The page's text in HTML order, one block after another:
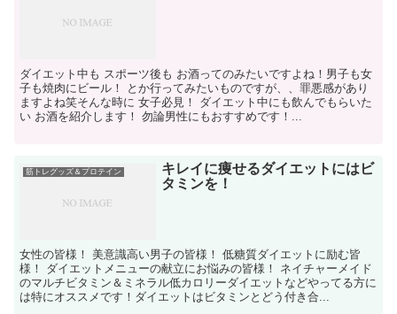
ダイエット中も スポーツ後も お酒ってのみたいですよね！男子も女
子も焼肉にビール！ とか行ってみたいものですが、、罪悪感があり
ますよね笑そんな時に 女子必見！ ダイエット中にも飲んでもらいた
い お酒を紹介します！ 勿論男性にもおすすめです！...
筋トレグッズ＆プロテイン
キレイに痩せるダイエットにはビ
タミンを！
女性の皆様！ 美意識高い男子の皆様！ 低糖質ダイエットに励む皆
様！ ダイエットメニューの献立にお悩みの皆様！ ネイチャーメイド
のマルチビタミン＆ミネラル低カロリーダイエットなどやってる方に
は特にオススメです！ダイエットはビタミンとどう付き合...